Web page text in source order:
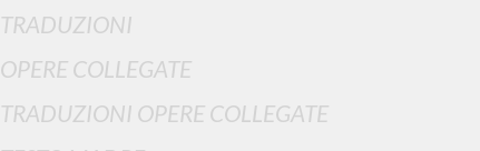
TRADUZIONI
OPERE COLLEGATE
TRADUZIONI OPERE COLLEGATE
NAVIGA
Ricerca avanzata »